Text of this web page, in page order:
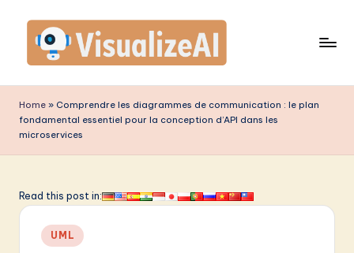
content
is
u
a
z
Home » Comprendre les diagrammes de communication : le plan
fondamental essentiel pour la conception d’API dans les
microservices
Read this post in:
Posted
in
UML